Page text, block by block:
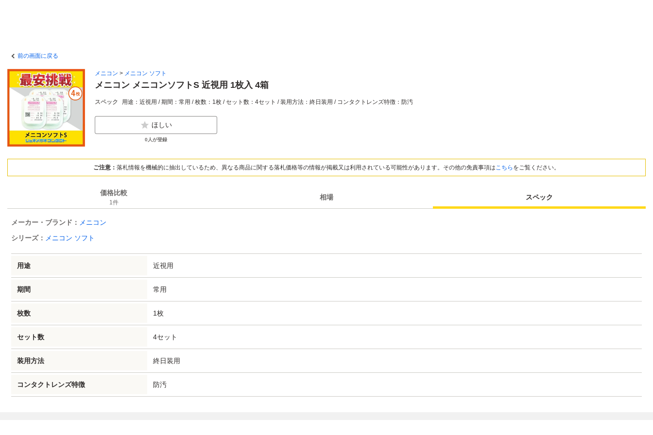
前の画面に戻る
メニコン > メニコン ソフト
メニコン メニコンソフトS 近視用 1枚入 4箱
スペック 用途：近視用 / 期間：常用 / 枚数：1枚 / セット数：4セット / 装用方法：終日装用 / コンタクトレンズ特徴：防汚
ほしい
0 人が登録
ご注意： 落札情報を機械的に抽出しているため、異なる商品に関する落札価格等の情報が掲載又は利用されている可能性があります。その他の免責事項はこちら をご覧ください。
価格比較
1 件
相場 スペック
メーカー・ブランド： メニコン
シリーズ： メニコン ソフト
用途 近視用
期間 常用
枚数 1枚
セット数 4セット
装用方法 終日装用
コンタクトレンズ特徴 防汚